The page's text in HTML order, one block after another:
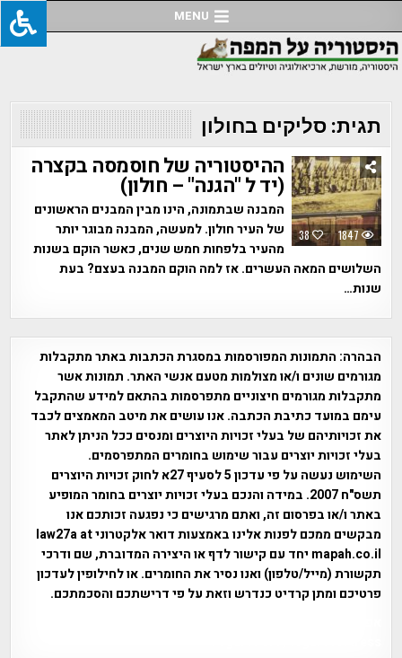
to
content
MENU
תגית:סליקים בחולון
38 1847
ההיסטוריה של חוסמסה בקצרה
(יד ל "הגנה" – חולון)
המבנה שבתמונה, הינו מבין המבנים הראשונים
של העיר חולון. למעשה, המבנה מבוגר יותר
מהעיר בלפחות חמש שנים, כאשר הוקם בשנות
השלושים המאה העשרים. אז למה הוקם המבנה בעצם? בעת
שנות…
הבהרה: התמונות המפורסמות במסגרת הכתבות באתר מתקבלות
מגורמים שונים ו/או מצולמות מטעם אנשי האתר. תמונות אשר
מתקבלות מגורמים חיצוניים מתפרסמות בהתאם למידע שהתקבל
עימם במועד כתיבת הכתבה. אנו עושים את מיטב המאמצים לכבד
את זכויותיהם של בעלי זכויות היוצרים ומנסים ככל הניתן לאתר
בעלי זכויות יוצרים עבור שימוש בחומרים המתפרסמים.
השימוש נעשה על פי עדכון 5 לסעיף 27א לחוק זכויות היוצרים
תשס"ח 2007. במידה והנכם בעלי זכויות יוצרים בחומר המופיע
באתר ו/או בפרסום זה, ואתם מרגישים כי נפגעה זכותכם אנו
מבקשים ממכם לפנות אלינו באמצעות דואר אלקטרוני law27a at
mapah.co.il יחד עם קישור לדף או היצירה המדוברת, שם ודרכי
תקשורת (מייל/טלפון) ואנו נסיר את החומרים. או לחילופין לעדכון
פרטיכם ומתן קרדיט כנדרש וזאת על פי דרישתכם והסכמתכם.